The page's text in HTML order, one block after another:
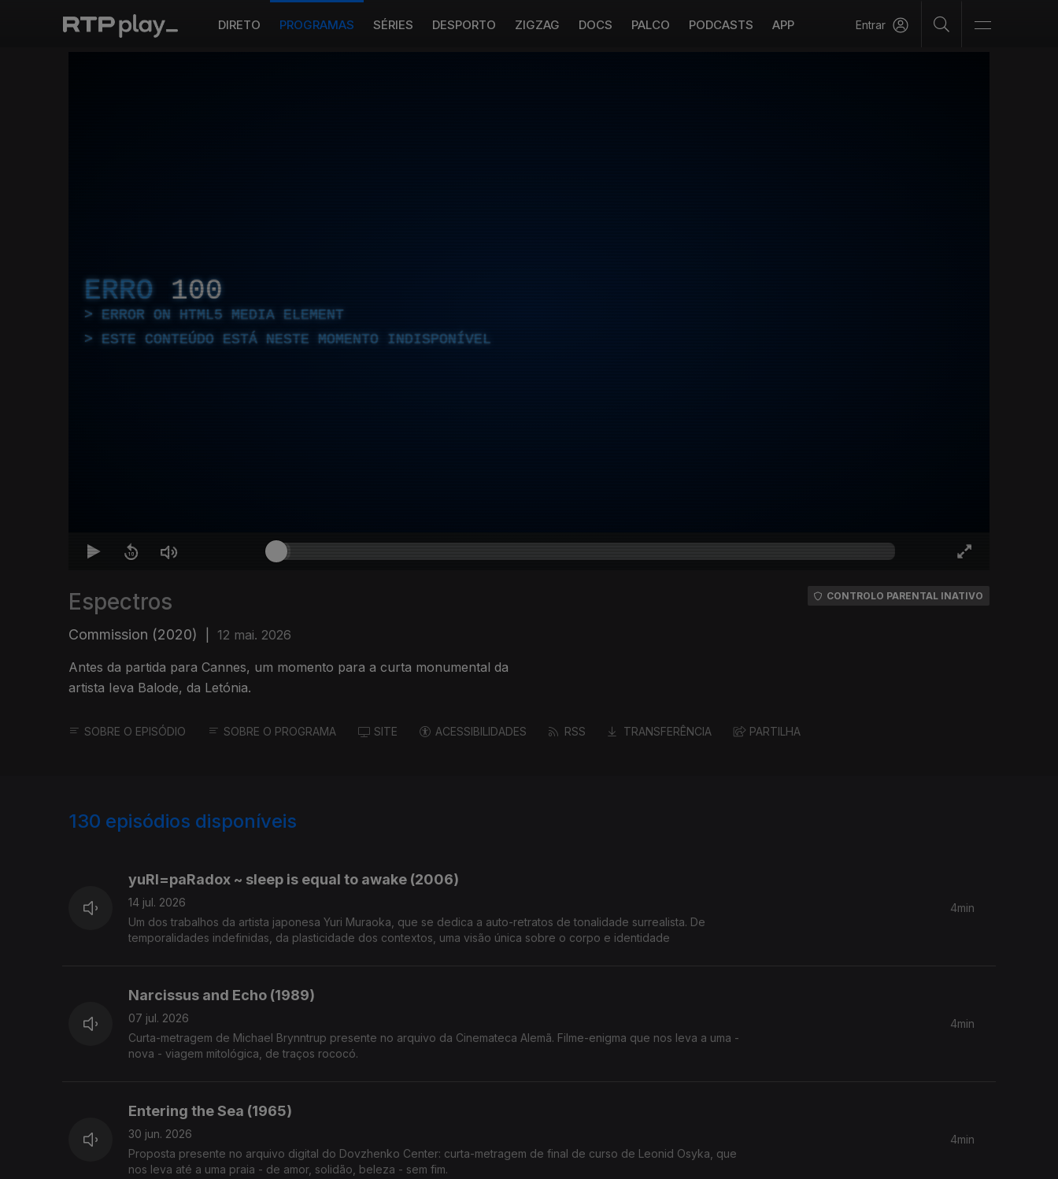
DIRETO PROGRAMAS SÉRIES DESPORTO ZIGZAG DOCS PALCO PODCASTS APP Entrar
ERRO 100
ERROR ON HTML5 MEDIA ELEMENT
ESTE CONTEÚDO ESTÁ NESTE MOMENTO INDISPONÍVEL
Espectros
Commission (2020) 12 mai. 2026
Antes da partida para Cannes, um momento para a curta monumental da
artista Ieva Balode, da Letónia.
CONTROLO PARENTAL INATIVO
SOBRE O EPISÓDIO SOBRE O PROGRAMA SITE ACESSIBILIDADES RSS TRANSFERÊNCIA PARTILHA
130 episódios disponíveis
yuRI=paRadox ~ sleep is equal to awake (2006)
14 jul. 2026
Um dos trabalhos da artista japonesa Yuri Muraoka, que se dedica a auto-retratos de tonalidade surrealista. De
temporalidades indefinidas, da plasticidade dos contextos, uma visão única sobre o corpo e identidade
4min
Narcissus and Echo (1989)
07 jul. 2026
Curta-metragem de Michael Brynntrup presente no arquivo da Cinemateca Alemã. Filme-enigma que nos leva a uma -
nova - viagem mitológica, de traços rococó.
4min
Entering the Sea (1965)
30 jun. 2026
Proposta presente no arquivo digital do Dovzhenko Center: curta-metragem de final de curso de Leonid Osyka, que
nos leva até a uma praia - de amor, solidão, beleza - sem fim.
4min